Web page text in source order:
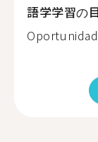
語学学習の